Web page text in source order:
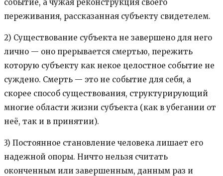
событие, а чужая реконструкция своего
переживания, рассказанная субъекту свидетелем.
2) Существование субъекта не завершено для него
лично — оно прерывается смертью, пережить
которую субъекту как некое целостное событие не
суждено. Смерть — это не событие для себя, а
скорее способ существования, структурирующий
многие области жизни субъекта (как в убегании от
неё, так и в принятии).
3) Постоянное становление человека лишает его
надежной опоры. Ничто нельзя считать
оконченным или завершенным, данным раз и